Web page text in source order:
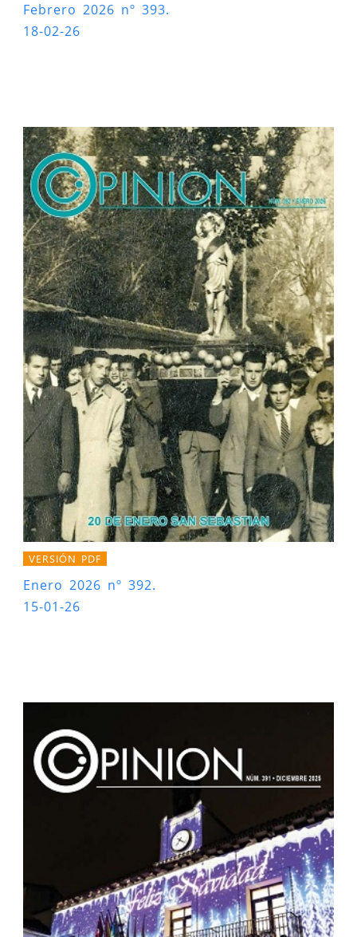
Febrero 2026 nº 393.
18-02-26
VERSIÓN PDF
Enero 2026 nº 392.
15-01-26